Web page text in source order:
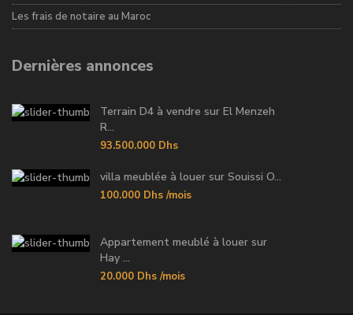
Les frais de notaire au Maroc
Dernières annonces
Terrain D4 à vendre sur El Menzeh
R...
93.500.000 Dhs
villa meublée à louer sur Souissi O...
100.000 Dhs /mois
Appartement meublé à louer sur
Hay ...
20.000 Dhs /mois